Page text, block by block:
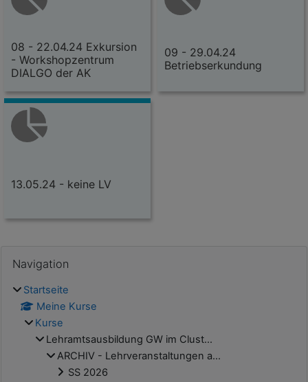
08 - 22.04.24 Exkursion
- Workshopzentrum
DIALGO der AK
09 - 29.04.24
Betriebserkundung
13.05.24 - keine LV
Navigation
Startseite
Meine Kurse
Kurse
Lehramtsausbildung GW im Clust...
ARCHIV - Lehrveranstaltungen a...
SS 2026